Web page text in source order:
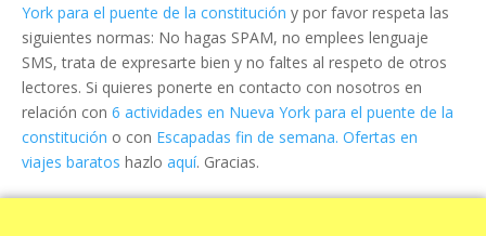
York para el puente de la constitución y por favor respeta las
siguientes normas: No hagas SPAM, no emplees lenguaje
SMS, trata de expresarte bien y no faltes al respeto de otros
lectores. Si quieres ponerte en contacto con nosotros en
relación con 6 actividades en Nueva York para el puente de la
constitución o con Escapadas fin de semana. Ofertas en
viajes baratos hazlo aquí. Gracias.